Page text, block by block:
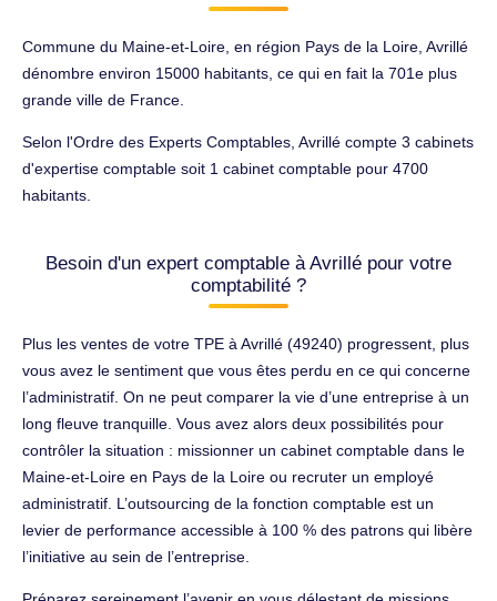
Commune du Maine-et-Loire, en région Pays de la Loire, Avrillé
dénombre environ 15000 habitants, ce qui en fait la 701e plus
grande ville de France.
Selon l'Ordre des Experts Comptables, Avrillé compte 3 cabinets
d'expertise comptable soit 1 cabinet comptable pour 4700
habitants.
Besoin d'un expert comptable à Avrillé pour votre
comptabilité ?
Plus les ventes de votre TPE à Avrillé (49240) progressent, plus
vous avez le sentiment que vous êtes perdu en ce qui concerne
l’administratif. On ne peut comparer la vie d’une entreprise à un
long fleuve tranquille. Vous avez alors deux possibilités pour
contrôler la situation : missionner un cabinet comptable dans le
Maine-et-Loire en Pays de la Loire ou recruter un employé
administratif. L’outsourcing de la fonction comptable est un
levier de performance accessible à 100 % des patrons qui libère
l’initiative au sein de l’entreprise.